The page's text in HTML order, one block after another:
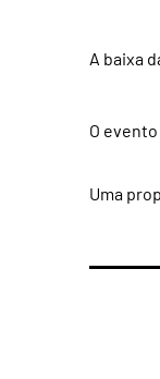
A baixa
O
Uma